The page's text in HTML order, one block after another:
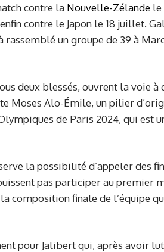
contre la Nouvelle-Zélande le
contre le Japon le 18 juillet.
un groupe de 39 à
deux blessés, ouvrent la voie à
Moses Alo-Émile, un pilier
de Paris 2024, qui est
la possibilité d’appeler des
pas participer au premier
composition finale de l’équipe
pour Jalibert qui, après avoir